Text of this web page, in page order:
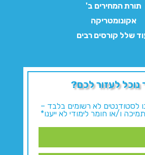
תורת המחירים ב'
אקונומטריקה
שלל קורסים רבים
נוכל לעזור לכם?
לסטודנטים לא רשומים בלבד –
ו/או חומר לימודי לא ייענו*